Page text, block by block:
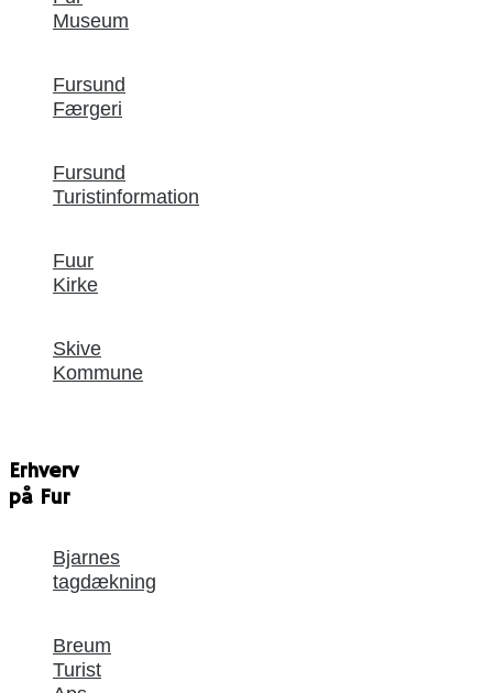
Museum
Fursund
Færgeri
Fursund
Turistinformation
Fuur
Kirke
Skive
Kommune
Erhverv
på Fur
Bjarnes
tagdækning
Breum
Turist